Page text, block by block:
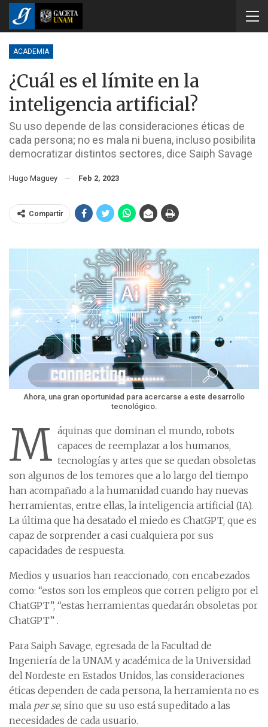
ACADEMIA
¿Cuál es el límite en la
inteligencia artificial?
Su uso depende de las consideraciones éticas de
cada persona; no es mala ni buena, incluso posibilita
democratizar distintos sectores, dice Saiph Savage
Hugo Maguey Feb 2, 2023
Compartir
Ahora, una gran oportunidad para acercarse a este desarrollo
tecnológico.
M áquinas que dominan el mundo, robots
capaces de reemplazar a los humanos,
tecnologías y artes que se quedan obsoletas
son algunos de los temores que a lo largo del tiempo
han acompañado a la humanidad cuando hay nuevas
herramientas, entre ellas, la inteligencia artificial (IA).
La última que ha desatado el miedo es ChatGPT, que es
capaz de sorprender a casi cualquiera por sus
capacidades de respuesta.
Medios y usuarios han reaccionado, con encabezados
como: “estos son los empleos que corren peligro por el
ChatGPT”, “estas herramientas quedarán obsoletas por
ChatGPT” .
Para Saiph Savage, egresada de la Facultad de
Ingeniería de la UNAM y académica de la Universidad
del Nordeste en Estados Unidos, las consideraciones
éticas dependen de cada persona, la herramienta no es
mala per se, sino que su uso está supeditado a las
necesidades de cada usuario.